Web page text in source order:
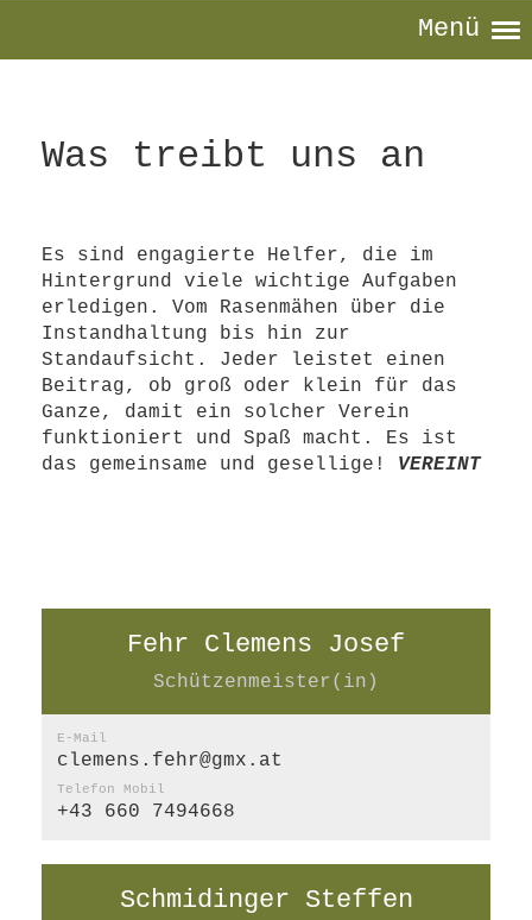
Menü
Was treibt uns an
Es sind engagierte Helfer, die im
Hintergrund viele wichtige Aufgaben
erledigen. Vom Rasenmähen über die
Instandhaltung bis hin zur
Standaufsicht. Jeder leistet einen
Beitrag, ob groß oder klein für das
Ganze, damit ein solcher Verein
funktioniert und Spaß macht. Es ist
das gemeinsame und gesellige! VEREINT
Fehr Clemens Josef
Schützenmeister(in)
E-Mail
clemens.fehr@gmx.at
Telefon Mobil
+43 660 7494668
Schmidinger Steffen